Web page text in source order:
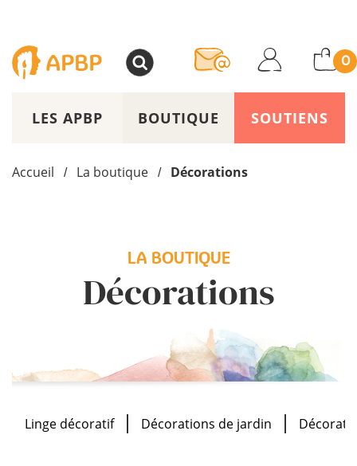
0
LES APBP BOUTIQUE SOUTIENS
Accueil / La boutique / Décorations
LA BOUTIQUE
Décorations
Linge décoratif Décorations de jardin